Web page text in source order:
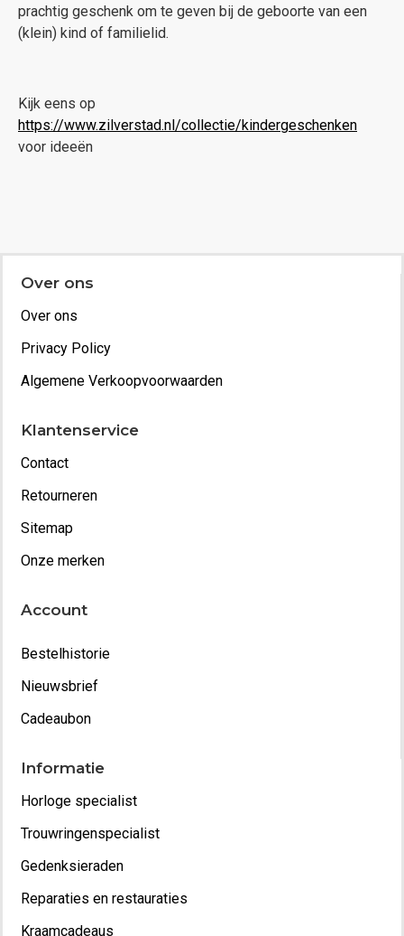
prachtig geschenk om te geven bij de geboorte van een
(klein) kind of familielid.
Kijk eens op
https://www.zilverstad.nl/collectie/kindergeschenken
voor ideeën
Over ons
Over ons
Privacy Policy
Algemene Verkoopvoorwaarden
Klantenservice
Contact
Retourneren
Sitemap
Onze merken
Account
Bestelhistorie
Nieuwsbrief
Cadeaubon
Informatie
Horloge specialist
Trouwringenspecialist
Gedenksieraden
Reparaties en restauraties
Kraamcadeaus